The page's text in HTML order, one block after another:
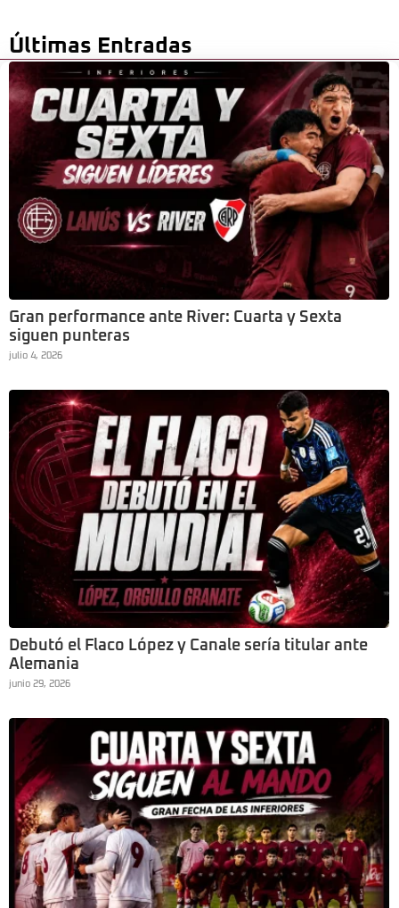
Últimas Entradas
Gran performance ante River: Cuarta y Sexta
siguen punteras
julio 4, 2026
Debutó el Flaco López y Canale sería titular ante
Alemania
junio 29, 2026